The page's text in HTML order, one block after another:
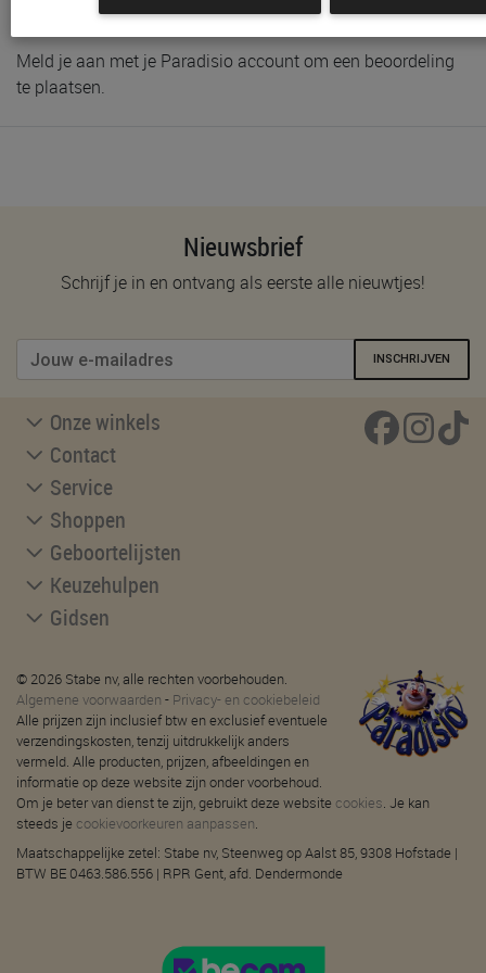
Schrijf de eerste beoordeling
Meld je aan met je Paradisio account om een beoordeling
te plaatsen.
Nieuwsbrief
Schrijf je in en ontvang als eerste alle nieuwtjes!
INSCHRIJVEN
Onze winkels
Contact
Service
Shoppen
Geboortelijsten
Keuzehulpen
Gidsen
© 2026 Stabe nv, alle rechten voorbehouden.
Algemene voorwaarden - Privacy- en cookiebeleid
Alle prijzen zijn inclusief btw en exclusief eventuele
verzendingskosten, tenzij uitdrukkelijk anders
vermeld. Alle producten, prijzen, afbeeldingen en
informatie op deze website zijn onder voorbehoud.
Om je beter van dienst te zijn, gebruikt deze website cookies. Je kan
steeds je cookievoorkeuren aanpassen.
Maatschappelijke zetel: Stabe nv, Steenweg op Aalst 85, 9308 Hofstade |
BTW BE 0463.586.556 | RPR Gent, afd. Dendermonde